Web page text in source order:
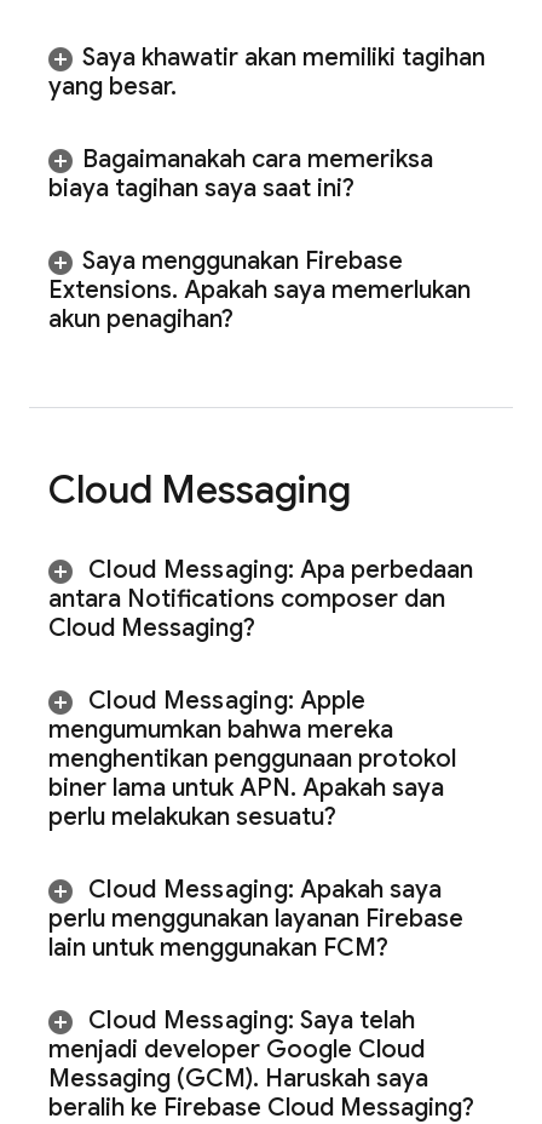
Saya khawatir akan memiliki tagihan
yang besar.
Bagaimanakah cara memeriksa
biaya tagihan saya saat ini?
Saya menggunakan Firebase
Extensions. Apakah saya memerlukan
akun penagihan?
Cloud Messaging
Cloud Messaging: Apa perbedaan
antara Notifications composer dan
Cloud Messaging?
Cloud Messaging: Apple
mengumumkan bahwa mereka
menghentikan penggunaan protokol
biner lama untuk APN. Apakah saya
perlu melakukan sesuatu?
Cloud Messaging: Apakah saya
perlu menggunakan layanan Firebase
lain untuk menggunakan FCM?
Cloud Messaging: Saya telah
menjadi developer Google Cloud
Messaging (GCM). Haruskah saya
beralih ke Firebase Cloud Messaging?